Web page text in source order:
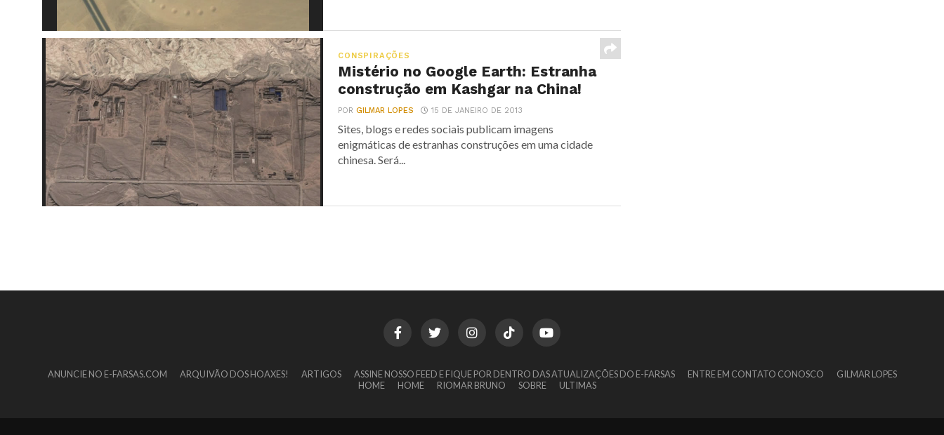
CONSPIRAÇÕES
Mistério no Google Earth: Estranha
construção em Kashgar na China!
PORGILMAR LOPES 15 DE JANEIRO DE 2013
Sites, blogs e redes sociais publicam imagens
enigmáticas de estranhas construções em uma cidade
chinesa. Será...
ANUNCIE NO E-FARSAS.COM ARQUIVÃO DOS HOAXES! ARTIGOS ASSINE NOSSO FEED E FIQUE POR DENTRO DAS ATUALIZAÇÕES DO E-FARSAS ENTRE EM CONTATO CONOSCO
GILMAR LOPES
HOME
HOME RIOMAR BRUNO SOBRE ULTIMAS